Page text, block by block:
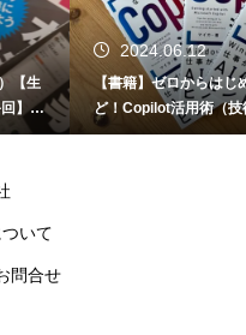
2024.06.12
【書籍】ゼロからはじめる なるほ
ど！Copilot活用術（技術評論社）
いて
問合せ